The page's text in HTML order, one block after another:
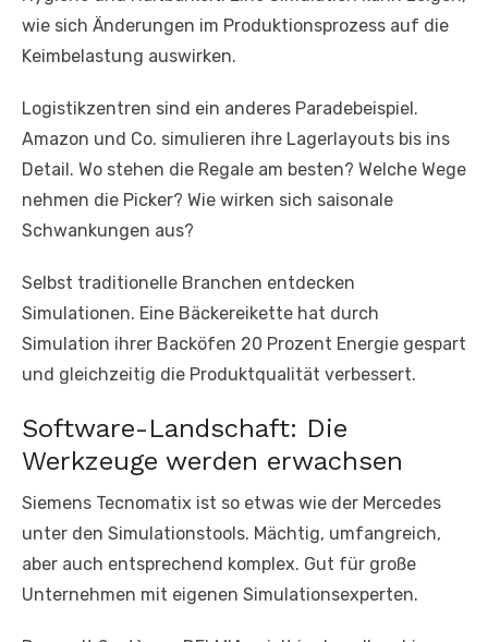
wie sich Änderungen im Produktionsprozess auf die
Keimbelastung auswirken.
Logistikzentren sind ein anderes Paradebeispiel.
Amazon und Co. simulieren ihre Lagerlayouts bis ins
Detail. Wo stehen die Regale am besten? Welche Wege
nehmen die Picker? Wie wirken sich saisonale
Schwankungen aus?
Selbst traditionelle Branchen entdecken
Simulationen. Eine Bäckereikette hat durch
Simulation ihrer Backöfen 20 Prozent Energie gespart
und gleichzeitig die Produktqualität verbessert.
Software-Landschaft: Die
Werkzeuge werden erwachsen
Siemens Tecnomatix ist so etwas wie der Mercedes
unter den Simulationstools. Mächtig, umfangreich,
aber auch entsprechend komplex. Gut für große
Unternehmen mit eigenen Simulationsexperten.